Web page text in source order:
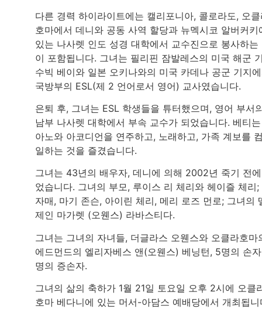
다른 경력 하이라이트에는 캘리포니아, 콜로라도, 오
호마에서 데니와 공동 사역 할당과 뉴멕시코 알버커키
있는 나사렛 인도 성경 대학에서 교수진으로 봉사하는
이 포함됩니다. 그녀는 필리핀 잠발레스의 미국 해군
수빅 베이와 일본 오키나와의 미국 카데나 공군 기지
국방부의 ESL(제 2 언어로서 영어) 교사였습니다.
은퇴 후, 그녀는 ESL 학생들을 튜터했으며, 영어 부서
남부 나사렛 대학에서 부속 교수가 되었습니다. 베티
아노와 아코디언을 연주하고, 노래하고, 가족 계보를
일하는 것을 즐겼습니다.
그녀는 43년의 배우자, 데니에 의해 2002년 죽기 전
었습니다. 그녀의 부모, 루이스 리 체리와 헤이즐 체리;
자매, 마기 존슨, 아이린 체리, 메리 로즈 먼로; 그녀의
제인 마가렛 (오웬스) 라바스티다.
그녀는 그녀의 자녀들, 더글라스 오웬스와 오클라호마
에드먼드의 엘리자베스 앤(오웬스) 베닝턴, 5명의 손
명의 증손자.
그녀의 삶의 축하가 1월 21일 토요일 오후 2시에 오클
호마 베다니에 있는 머서-아담스 예배당에서 개최됩니